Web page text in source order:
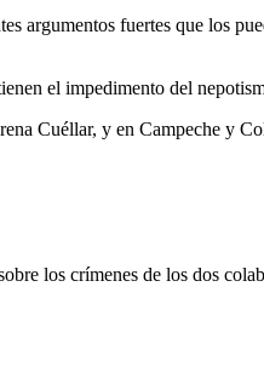
argumentos fuertes que los
el impedimento del
Cuéllar, y en Campeche y
los crímenes de los dos